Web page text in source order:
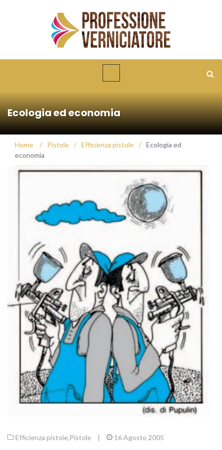
Ecologia ed economia
Home / Pistole / Efficienza pistole / Ecologia ed
economia
Efficienza pistole,Pistole 16 Agosto 2005